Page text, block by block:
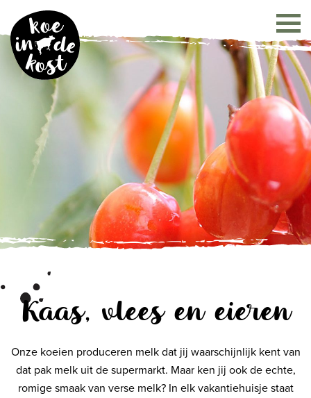
Kaas, vlees en eieren
Onze koeien produceren melk dat jij waarschijnlijk kent van
dat pak melk uit de supermarkt. Maar ken jij ook de echte,
romige smaak van verse melk? In elk vakantiehuisje staat